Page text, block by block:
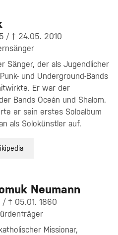
/ † 24.05. 2010
Sänger, der als Jugendlicher
und Underground-Bands
Er war der
Bands Oceán und Shalom.
er sein erstes Soloalbum
als Solokünstler auf.
Neumann
/ † 05.01. 1860
Missionar,